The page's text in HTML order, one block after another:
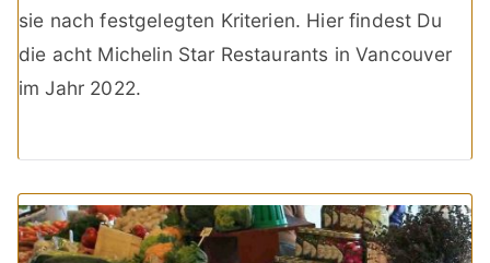
sie nach festgelegten Kriterien. Hier findest Du
die acht Michelin Star Restaurants in Vancouver
im Jahr 2022.